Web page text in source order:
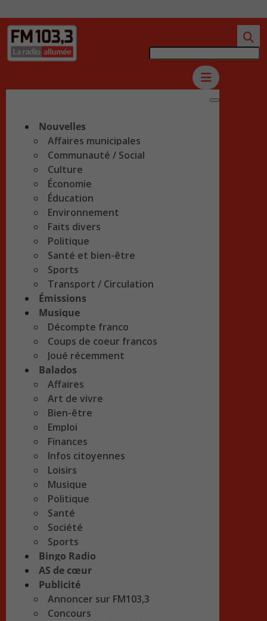
Nouvelles
Affaires municipales
Communauté / Social
Culture
Économie
Éducation
Environnement
Faits divers
Politique
Santé et bien-être
Sports
Transport / Circulation
Émissions
Musique
Décompte franco
Coups de coeur francos
Joué récemment
Balados
Affaires
Art de vivre
Bien-être
Emploi
Finances
Infos citoyennes
Loisirs
Musique
Politique
Santé
Société
Sports
Bingo Radio
AS de cœur
Publicité
Annoncer sur FM103,3
Concours